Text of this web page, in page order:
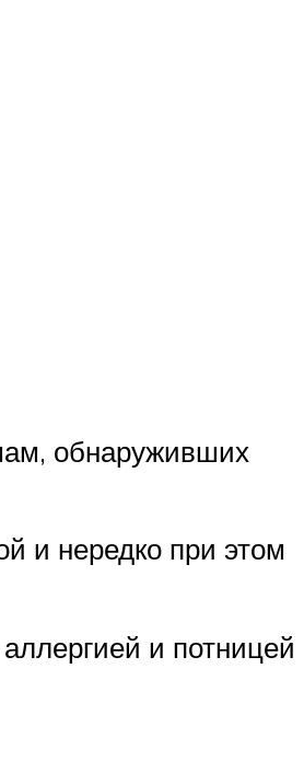
обнаруживших
и нередко при этом
и потницей